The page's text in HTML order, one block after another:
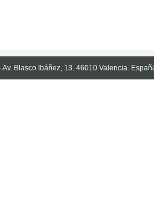
Blasco Ibáñez, 13. 46010 Valencia.